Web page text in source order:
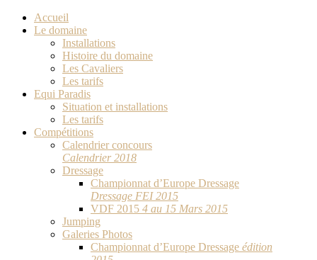
Accueil
Le domaine
Installations
Histoire du domaine
Les Cavaliers
Les tarifs
Equi Paradis
Situation et installations
Les tarifs
Compétitions
Calendrier concours
Calendrier 2018
Dressage
Championnat d’Europe Dressage
Dressage FEI 2015
VDF 2015 4 au 15 Mars 2015
Jumping
Galeries Photos
Championnat d’Europe Dressage édition